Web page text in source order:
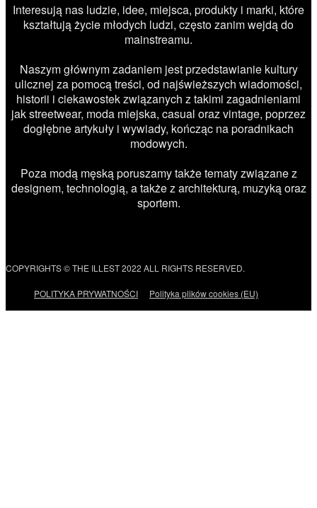
Interesują nas ludzie, idee, miejsca, produkty i marki, które
kształtują życie młodych ludzi, często zanim wejdą do
mainstreamu.
Naszym głównym zadaniem jest przedstawianie kultury
ulicznej za pomocą treści, od najświeższych wiadomości,
historii i ciekawostek związanych z takimi zagadnieniami
jak streetwear, moda miejska, casual oraz vintage, poprzez
dogłębne artykuły i wywiady, kończąc na poradnikach
modowych.
Poza modą męską poruszamy także tematy związane z
designem, technologią, a także z architekturą, muzyką oraz
sportem.
COPYRIGHTS © THE ILLEST 2022 ALL RIGHTS RESERVED.
POLITYKA PRYWATNOŚCI Polityka plików cookies (EU)